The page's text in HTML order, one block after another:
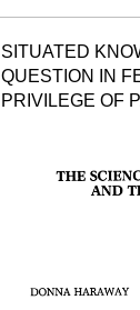
SITUATED
QUESTION IN
PRIVILEGE OF